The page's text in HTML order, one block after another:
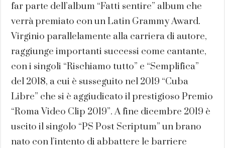
far parte dell’album “Fatti sentire” album che
verrà premiato con un Latin Grammy Award.
Virginio parallelamente alla carriera di autore,
raggiunge importanti successi come cantante,
con i singoli “Rischiamo tutto” e “Semplifica”
del 2018, a cui è susseguito nel 2019 “Cuba
Libre” che si è aggiudicato il prestigioso Premio
“Roma Video Clip 2019”. A fine dicembre 2019 è
uscito il singolo “PS Post Scriptum” un brano
nato con l’intento di abbattere le barriere